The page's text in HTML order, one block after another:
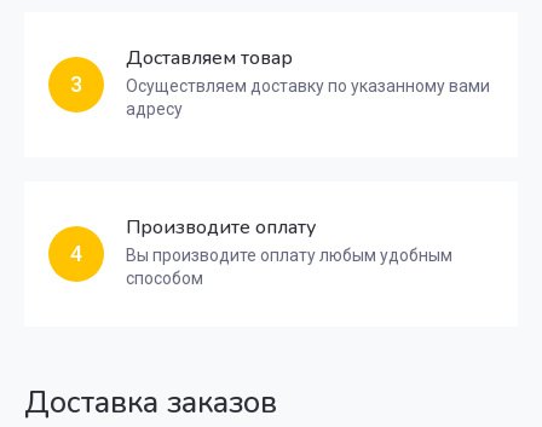
3
Доставляем товар
Осуществляем доставку по указанному вами
адресу
4
Производите оплату
Вы производите оплату любым удобным
способом
Доставка заказов